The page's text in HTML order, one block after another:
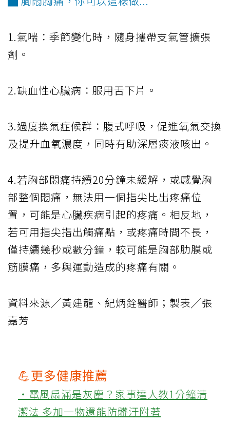
1.氣喘：季節變化時，隨身攜帶支氣管擴張
劑。
2.缺血性心臟病：服用舌下片。
3.過度換氣症候群：腹式呼吸，促進氧氣交換
及提升血氧濃度，同時有助深層痰液咳出。
4.若胸部悶痛持續20分鐘未緩解，或感覺胸
部整個悶痛，無法用一個指尖比出疼痛位
置，可能是心臟疾病引起的疼痛。相反地，
若可用指尖指出觸痛點，或疼痛時間不長，
僅持續幾秒或數分鐘，較可能是胸部肋膜或
筋膜痛，多與運動造成的疼痛有關。
資料來源╱黃建龍、紀炳銓醫師；製表╱張
嘉芳
💪更多健康推薦
‧電風扇滿是灰塵？家事達人教1分鐘清
潔法 多加一物還能防髒汙附著